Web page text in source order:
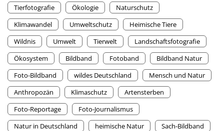
Tierfotografie
Ökologie
Naturschutz
Klimawandel
Umweltschutz
Heimische Tiere
Wildnis
Umwelt Tierwelt
Landschaftsfotografie
Ökosystem
Bildband Fotoband
Bildband Natur
Foto-Bildband
wildes Deutschland
Mensch und Natur
Anthropozän
Klimaschutz
Artensterben
Foto-Reportage
Foto-Journalismus
Natur in Deutschland
heimische Natur
Sach-Bildband